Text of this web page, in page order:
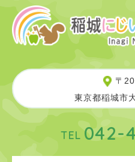
〒
東京都稲城市
TEL 042-